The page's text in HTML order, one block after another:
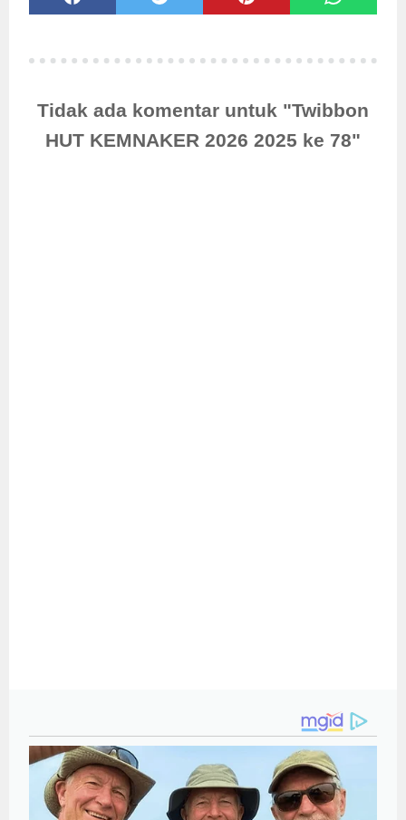
Tidak ada komentar untuk "Twibbon
HUT KEMNAKER 2026 2025 ke 78"